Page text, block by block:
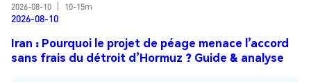
2026-08-10
10-15m
2026-08-10
Iran : Pourquoi le projet de péage menace l’accord
sans frais du détroit d’Hormuz ? Guide & analyse